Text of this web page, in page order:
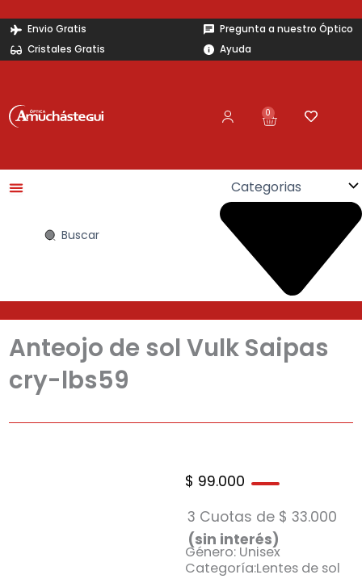
contenido
Envio Gratis
Cristales Gratis
Pregunta a nuestro Óptico
Ayuda
0
Carrito
Search
Anteojo de sol Vulk Saipas
cry-lbs59
$ 99.000
3 Cuotas de $ 33.000
(sin interés)
Género: Unisex
Categoría:Lentes de sol